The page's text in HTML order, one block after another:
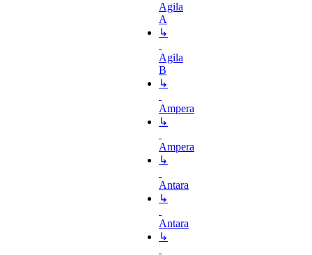
Agila
A
↳
Agila
B
↳
Ampera
↳
Ampera
↳
Antara
↳
Antara
↳